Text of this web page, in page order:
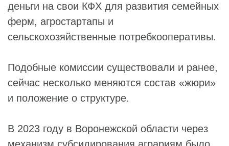
деньги на свои КФХ для развития семейных
ферм, агростартапы и
сельскохозяйственные потребкооперативы.
Подобные комиссии существовали и ранее,
сейчас несколько меняются состав «жюри»
и положение о структуре.
В 2023 году в Воронежской области через